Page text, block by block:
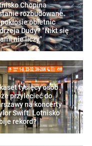
Chopina
rozbudowane.
obietnic
Dudy? "Nikt się
nie liczy"
tysięcy osób
przylecieć do
na koncerty
Swift. Lotnisko
rekord?